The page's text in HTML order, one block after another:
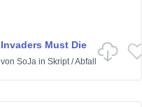
Invaders Must Die
von SoJa in Skript/Abfall